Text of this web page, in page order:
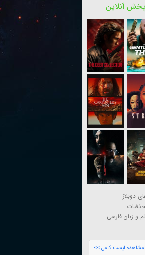
پخش آنلاین
دوبلاژ
و زبان فارسی
مشاهده لیست کامل >>